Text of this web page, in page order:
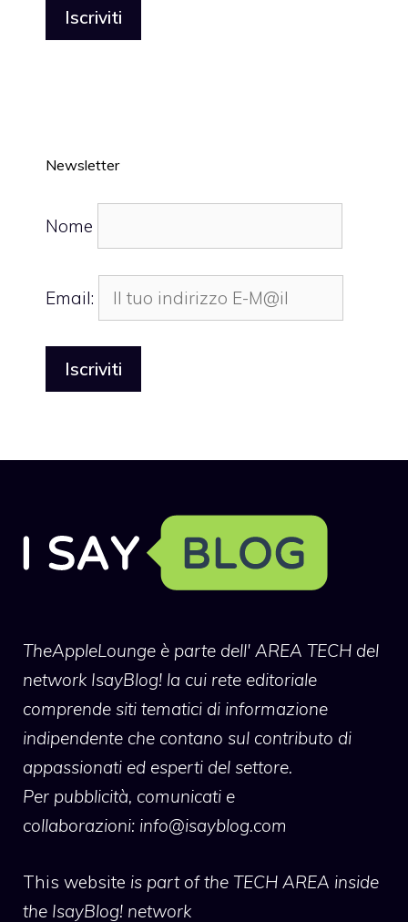
Newsletter
Nome
Email:
TheAppleLounge è parte dell' AREA TECH del
network IsayBlog! la cui rete editoriale
comprende siti tematici di informazione
indipendente che contano sul contributo di
appassionati ed esperti del settore.
Per pubblicità, comunicati e
collaborazioni: info@isayblog.com
This website is part of the TECH AREA inside
the IsayBlog! network